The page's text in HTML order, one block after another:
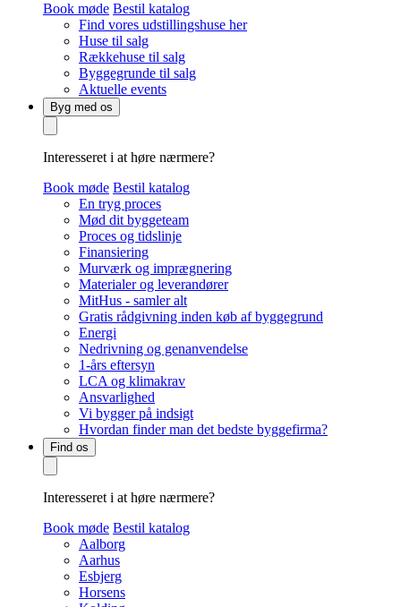
Book møde Bestil katalog
Find vores udstillingshuse her
Huse til salg
Rækkehuse til salg
Byggegrunde til salg
Aktuelle events
Byg med os
Interesseret i at høre nærmere?
Book møde Bestil katalog
En tryg proces
Mød dit byggeteam
Proces og tidslinje
Finansiering
Murværk og imprægnering
Materialer og leverandører
MitHus - samler alt
Gratis rådgivning inden køb af byggegrund
Energi
Nedrivning og genanvendelse
1-års eftersyn
LCA og klimakrav
Ansvarlighed
Vi bygger på indsigt
Hvordan finder man det bedste byggefirma?
Find os
Interesseret i at høre nærmere?
Book møde Bestil katalog
Aalborg
Aarhus
Esbjerg
Horsens